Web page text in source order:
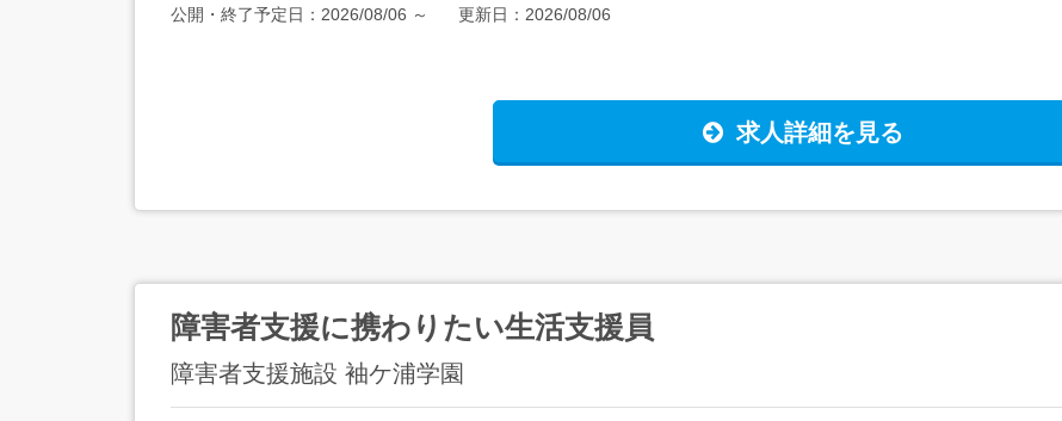
公開・終了予定日： 2026/08/06 ～ 更新日： 2026/08/06
求人詳細を見る
障害者支援に携わりたい生活支援員
障害者支援施設 袖ケ浦学園